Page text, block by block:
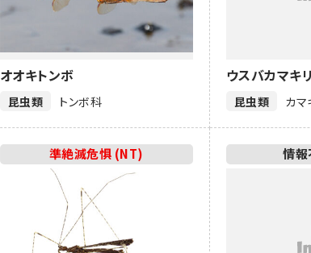
昆虫類
オオキトンボ
トンボ科 昆虫類
ウスバカマキリ
カマ
準絶滅危惧 (NT) 情